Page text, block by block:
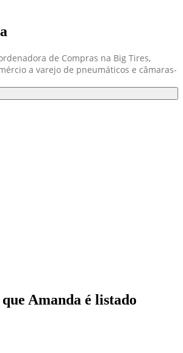
de Compras na Big Tires,
a varejo de pneumáticos e câmaras-
Amanda é listado